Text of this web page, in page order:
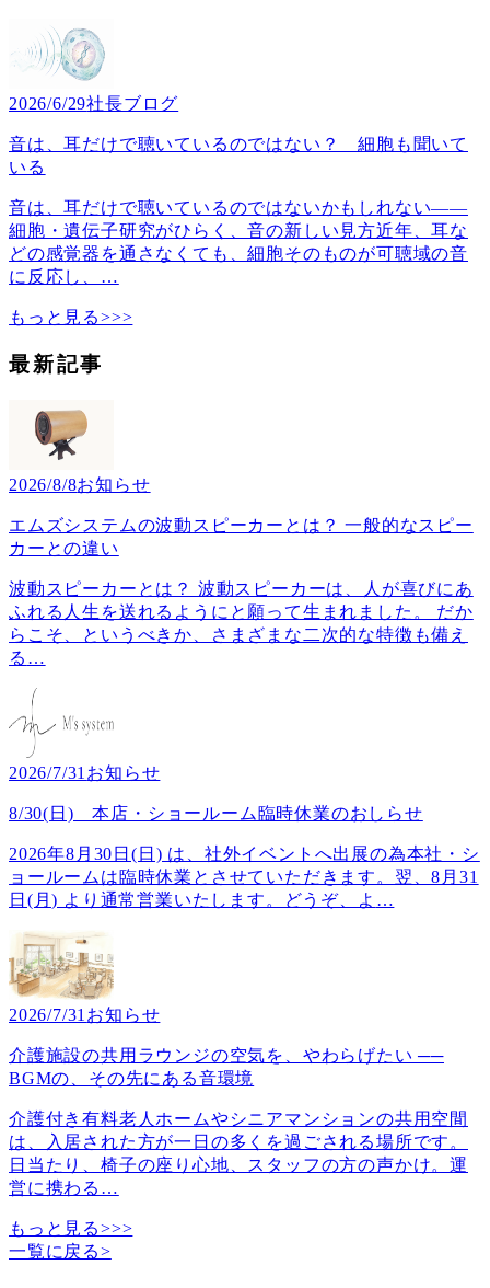
2026/6/29社長ブログ
音は、耳だけで聴いているのではない？ 細胞も聞いて
いる
音は、耳だけで聴いているのではないかもしれない――
細胞・遺伝子研究がひらく、音の新しい見方近年、耳な
どの感覚器を通さなくても、細胞そのものが可聴域の音
に反応し、 …
もっと見る>>>
最新記事
2026/8/8お知らせ
エムズシステムの波動スピーカーとは？ 一般的なスピー
カーとの違い
波動スピーカーとは？ 波動スピーカーは、人が喜びにあ
ふれる人生を送れるようにと願って生まれました。 だか
らこそ、というべきか、さまざまな二次的な特徴も備え
る …
2026/7/31 お知らせ
8/30(日) 本店・ショールーム臨時休業のおしらせ
2026年8月30日(日) は、社外イベントへ出展の為本社・シ
ョールームは臨時休業とさせていただきます。翌、8月31
日(月) より通常営業いたします。どうぞ、よ …
2026/7/31 お知らせ
介護施設の共用ラウンジの空気を、やわらげたい ──
BGMの、その先にある音環境
介護付き有料老人ホームやシニアマンションの共用空間
は、入居された方が一日の多くを過ごされる場所です。
日当たり、椅子の座り心地、スタッフの方の声かけ。運
営に携わる …
もっと見る>>>
一覧に戻る>